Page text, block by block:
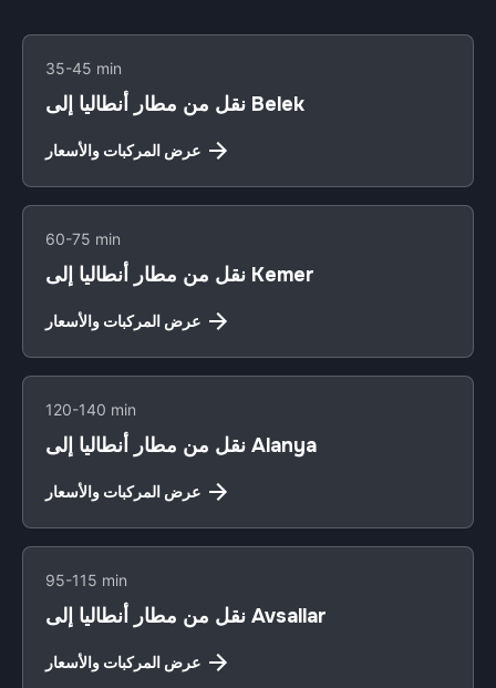
35-45 min
نقل من مطار أنطاليا إلى Belek
عرض المركبات والأسعار
60-75 min
نقل من مطار أنطاليا إلى Kemer
عرض المركبات والأسعار
120-140 min
نقل من مطار أنطاليا إلى Alanya
عرض المركبات والأسعار
95-115 min
نقل من مطار أنطاليا إلى Avsallar
عرض المركبات والأسعار